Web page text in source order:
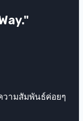
วามสัมพันธ์ค่อยๆ